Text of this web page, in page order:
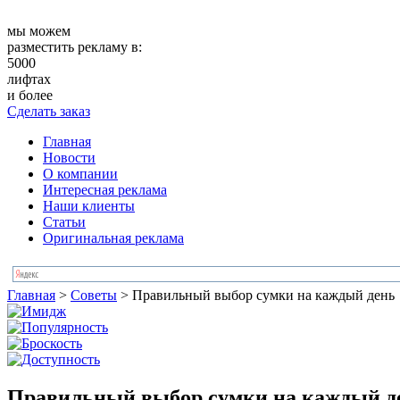
мы можем
разместить рекламу в:
5000
лифтах
и более
Сделать заказ
Главная
Новости
О компании
Интересная реклама
Наши клиенты
Статьи
Оригинальная реклама
Главная > Советы > Правильный выбор сумки на каждый день